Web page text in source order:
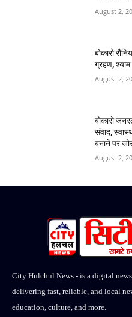
August 2,
बोकारो
ग्रहण, श्याम
August 2,
बोकारो
संवाद,
बनाने पर
August 2,
City Hulchul News - is a digital
delivering fast, reliable, and local
education, culture, and more.